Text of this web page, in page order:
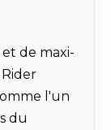
de maxi-
l'un
du